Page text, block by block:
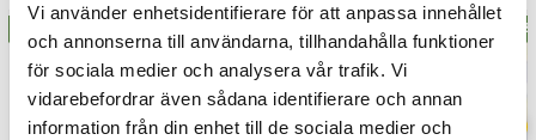
Vi använder enhetsidentifierare för att anpassa innehållet
och annonserna till användarna, tillhandahålla funktioner
för sociala medier och analysera vår trafik. Vi
vidarebefordrar även sådana identifierare och annan
information från din enhet till de sociala medier och